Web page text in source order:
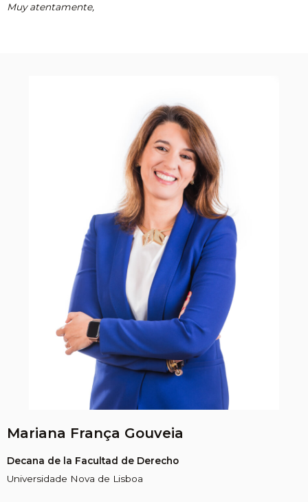
Muy atentamente,
Mariana França Gouveia
Decana de la Facultad de Derecho
Universidade Nova de Lisboa